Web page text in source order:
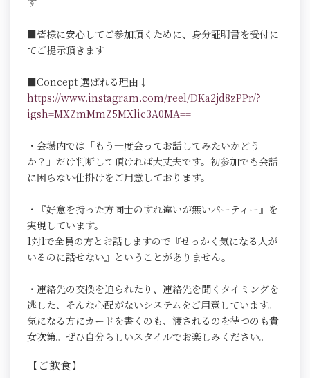
■皆様に安心してご参加頂くために、身分証明書を受付に
てご提示頂きます
■Concept 選ばれる理由↓
https://www.instagram.com/reel/DKa2jd8zPPr/?
igsh=MXZmMmZ5MXlic3A0MA==
・会場内では「もう一度会ってお話してみたいかどう
か？」だけ判断して頂ければ大丈夫です。初参加でも会話
に困らない仕掛けをご用意しております。
・『好意を持った方同士のすれ違いが無いパーティー』を
実現しています。
1対1で全員の方とお話しますので『せっかく気になる人が
いるのに話せない』ということがありません。
・連絡先の交換を迫られたり、連絡先を聞くタイミングを
逃した、そんな心配がないシステムをご用意しています。
気になる方にカードを書くのも、渡されるのを待つのも貴
女次第。ぜひ自分らしいスタイルでお楽しみください。
【ご飲食】